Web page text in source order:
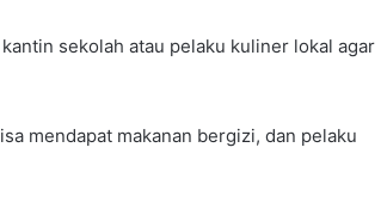
sekolah atau pelaku kuliner lokal agar
mendapat makanan bergizi, dan pelaku